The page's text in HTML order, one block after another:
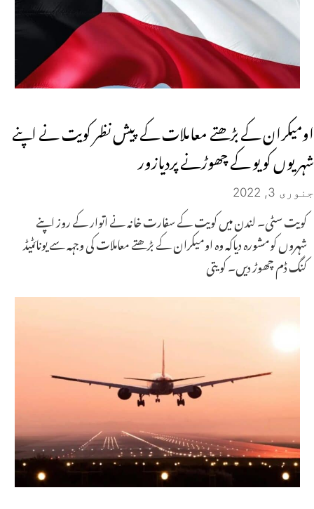
اومیکران کے بڑھتے معاملات کے پیش نظر کویت نے اپنے
شہریوں کو یو کے چھوڑنے پردیازور
جنوری 3, 2022
کویت سٹی۔ لندن میں کویت کے سفارت خانہ نے اتوار کے روز اپنے
شہروں کومشورہ دیاکہ وہ اومیکران کے بڑھتے معاملات کی وجہہ سے یونائٹیڈ
کنگ ڈم چھوڑ دیں۔ کویتی